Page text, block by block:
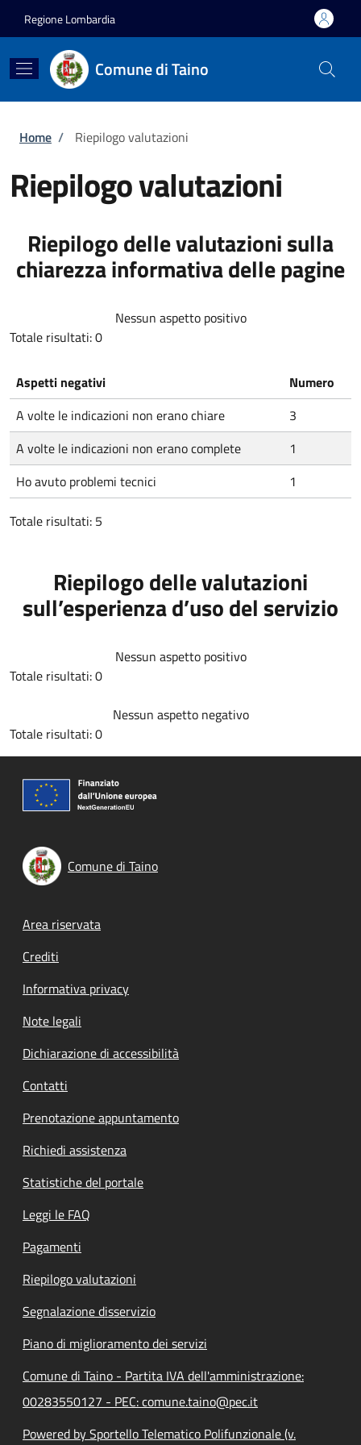
Regione Lombardia
Comune di Taino
Briciole di pane
Home / Riepilogo valutazioni
Riepilogo valutazioni
Riepilogo delle valutazioni sulla
chiarezza informativa delle pagine
Nessun aspetto positivo
Totale risultati: 0
Aspetti negativi
Numero
A volte le indicazioni non erano chiare
3
A volte le indicazioni non erano complete
1
Ho avuto problemi tecnici
1
Totale risultati: 5
Riepilogo delle valutazioni
sull’esperienza d’uso del servizio
Nessun aspetto positivo
Totale risultati: 0
Nessun aspetto negativo
Totale risultati: 0
Comune di Taino
Footer menu
Area riservata
Crediti
Informativa privacy
Note legali
Dichiarazione di accessibilità
Contatti
Prenotazione appuntamento
Richiedi assistenza
Statistiche del portale
Leggi le FAQ
Pagamenti
Riepilogo valutazioni
Segnalazione disservizio
Piano di miglioramento dei servizi
Comune di Taino - Partita IVA dell'amministrazione:
00283550127 - PEC: comune.taino@pec.it
Powered by Sportello Telematico Polifunzionale (v.